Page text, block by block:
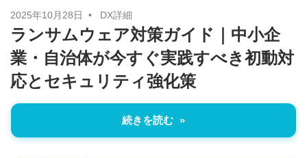
2025年10月28日 DX詳細
ランサムウェア対策ガイド｜中小企
業・自治体が今すぐ実践すべき初動対
応とセキュリティ強化策
続きを読む